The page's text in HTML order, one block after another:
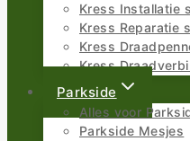
Kress Installatie
Kress Reparatie
Kress
Kress
Parkside
Alles voor
Parkside Mesjes